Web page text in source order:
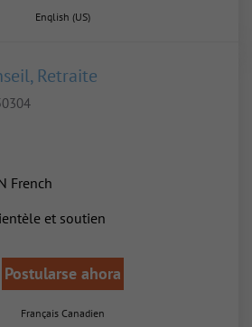
English (US)
Retraite
French
et soutien
Postularse ahora
Français Canadien